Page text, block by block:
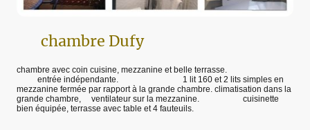
chambre Dufy
chambre avec coin cuisine, mezzanine et belle terrasse.
entrée indépendante. 1 lit 160 et 2 lits simples en
mezzanine fermée par rapport à la grande chambre. climatisation dans la
grande chambre, ventilateur sur la mezzanine. cuisinette
bien équipée, terrasse avec table et 4 fauteuils.